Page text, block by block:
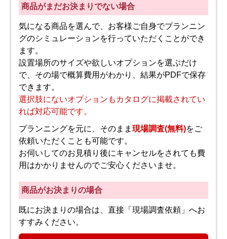
商品がまだお決まりでない場合
気になる商品を選んで、お客様ご自身でプランニン
グのシミュレーションを行っていただくことができ
ます。
設置場所のサイズや欲しいオプションを選ぶだけ
で、その場で概算費用がわかり、結果がPDFで保存
できます。
選択肢にないオプションもカタログに掲載されてい
れば対応可能です。
プランニングを元に、そのまま現場調査(無料)をご
依頼いただくことも可能です。
お伺いしてのお見積り後にキャンセルをされても費
用はかかりませんのでご安心くださいませ。
商品がお決まりの場合
既にお決まりの場合は、直接「現場調査依頼」へお
すすみください。